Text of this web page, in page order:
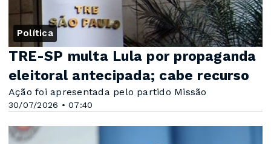
Política
30/07/2026 • 07:40
TRE-SP multa Lula por propaganda
eleitoral antecipada; cabe recurso
Ação foi apresentada pelo partido Missão